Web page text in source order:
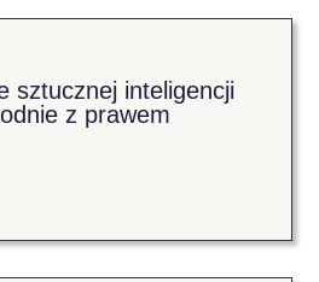
sztucznej inteligencji
z prawem